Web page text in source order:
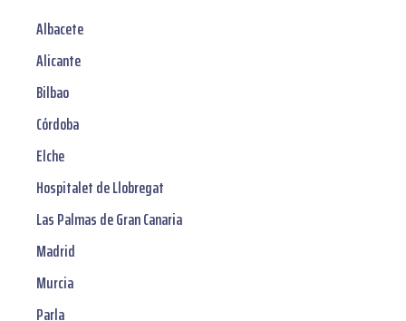
Albacete
Alicante
Bilbao
Córdoba
Elche
Hospitalet de Llobregat
Las Palmas de Gran Canaria
Madrid
Murcia
Parla